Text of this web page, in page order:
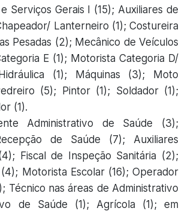
Serviços Gerais I (15); Auxiliares de
Lanterneiro (1); Costureira
Pesadas (2); Mecânico de Veículos
E (1); Motorista Categoria D/
(1); Máquinas (3); Moto
(5); Pintor (1); Soldador (1);
(1).
Administrativo de Saúde (3);
de Saúde (7); Auxiliares
Fiscal de Inspeção Sanitária (2);
Motorista Escolar (16); Operador
Técnico nas áreas de Administrativo
de Saúde (1); Agrícola (1); em